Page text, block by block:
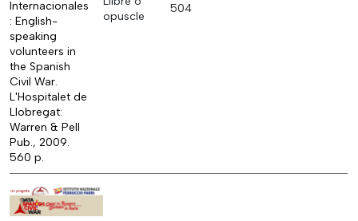
Internacionales
: English-
speaking
volunteers in
the Spanish
Civil War.
L'Hospitalet de
Llobregat:
Warren & Pell
Pub., 2009.
560 p.
opuscle
504